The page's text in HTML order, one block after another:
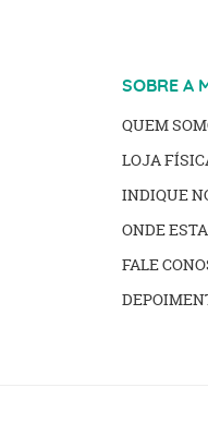
SOBRE A
QUEM
LOJA
INDIQUE
ONDE
FALE